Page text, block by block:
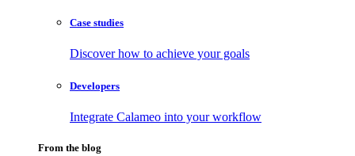
Case studies
Discover how to achieve your goals
Developers
Integrate Calameo into your workflow
From the blog